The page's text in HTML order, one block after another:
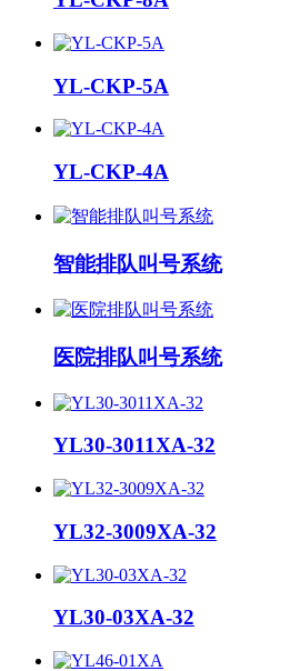
YL-CKP-5A
YL-CKP-4A
智能排队叫号系统
医院排队叫号系统
YL30-3011XA-32
YL32-3009XA-32
YL30-03XA-32